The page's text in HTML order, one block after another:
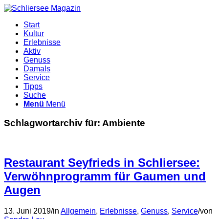
Start
Kultur
Erlebnisse
Aktiv
Genuss
Damals
Service
Tipps
Suche
Menü Menü
Schlagwortarchiv für: Ambiente
Restaurant Seyfrieds in Schliersee:
Verwöhnprogramm für Gaumen und
Augen
13. Juni 2019/in Allgemein, Erlebnisse, Genuss, Service/von